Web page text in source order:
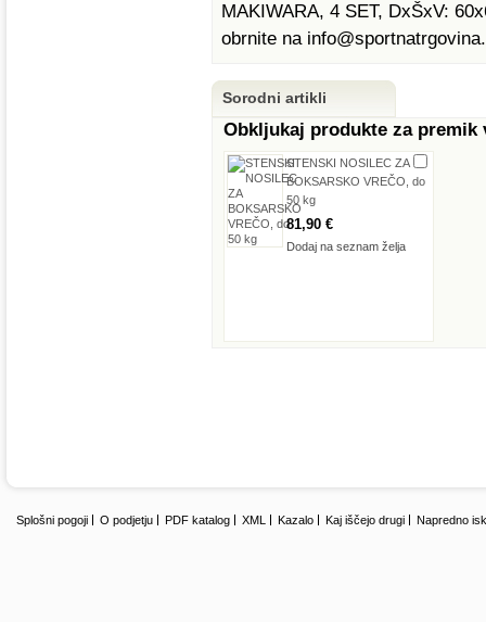
MAKIWARA, 4 SET, DxŠxV:
obrnite na
Sorodni artikli
Obkljukaj produkte za
STENSKI NOSILEC ZA
BOKSARSKO VREČO, do
50 kg
81,90 €
Dodaj na seznam želja
Splošni pogoji O podjetju PDF katalog XML Kazalo Kaj iščejo drugi Napredno